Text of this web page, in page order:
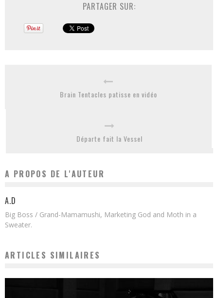
PARTAGER SUR:
Brain Tentacles patisse en vidéo
Départe fait la Vessel
A PROPOS DE L'AUTEUR
A.D
Big Boss / Grand-Mamamushi, Marketing God and Moth in a
Sweater.
ARTICLES SIMILAIRES